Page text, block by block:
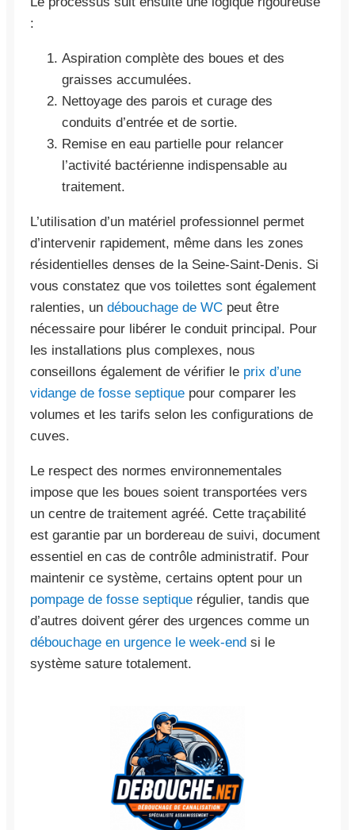
:
Aspiration complète des boues et des
graisses accumulées.
Nettoyage des parois et curage des
conduits d’entrée et de sortie.
Remise en eau partielle pour relancer
l’activité bactérienne indispensable au
traitement.
L’utilisation d’un matériel professionnel permet
d’intervenir rapidement, même dans les zones
résidentielles denses de la Seine-Saint-Denis. Si
vous constatez que vos toilettes sont également
ralenties, un débouchage de WC peut être
nécessaire pour libérer le conduit principal. Pour
les installations plus complexes, nous
conseillons également de vérifier le prix d’une
vidange de fosse septique pour comparer les
volumes et les tarifs selon les configurations de
cuves.
Le respect des normes environnementales
impose que les boues soient transportées vers
un centre de traitement agréé. Cette traçabilité
est garantie par un bordereau de suivi, document
essentiel en cas de contrôle administratif. Pour
maintenir ce système, certains optent pour un
pompage de fosse septique régulier, tandis que
d’autres doivent gérer des urgences comme un
débouchage en urgence le week-end si le
système sature totalement.